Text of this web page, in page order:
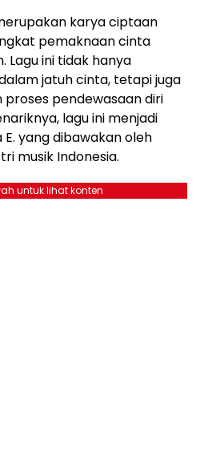
karya ciptaan
pemaknaan cinta
Lagu ini tidak hanya
jatuh cinta, tetapi juga
pendewasaan diri
lagu ini menjadi
yang dibawakan oleh
musik Indonesia.
untuk lihat konten